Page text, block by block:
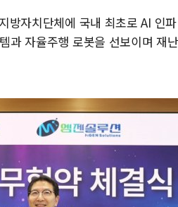
트럼프 "금리 내려야"…파월
특정 정치인 측근 포항시 정
방자치단체에 국내 최초로 AI 인
과 자율주행 로봇을 선보이며 재